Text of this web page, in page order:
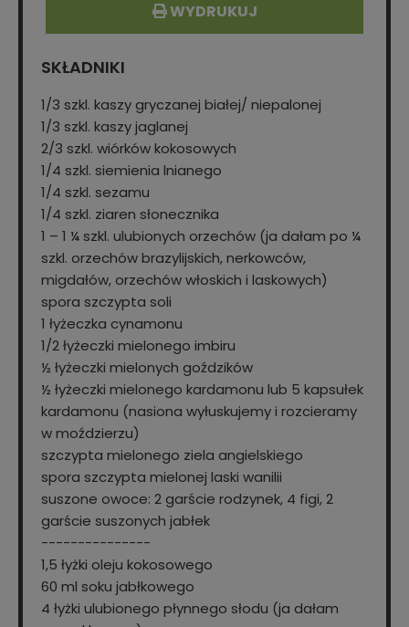
WYDRUKUJ
SKŁADNIKI
1/3 szkl. kaszy gryczanej białej/ niepalonej
1/3 szkl. kaszy jaglanej
2/3 szkl. wiórków kokosowych
1/4 szkl. siemienia lnianego
1/4 szkl. sezamu
1/4 szkl. ziaren słonecznika
1 – 1 ¼ szkl. ulubionych orzechów (ja dałam po ¼
szkl. orzechów brazylijskich, nerkowców,
migdałów, orzechów włoskich i laskowych)
spora szczypta soli
1 łyżeczka cynamonu
1/2 łyżeczki mielonego imbiru
½ łyżeczki mielonych goździków
½ łyżeczki mielonego kardamonu lub 5 kapsułek
kardamonu (nasiona wyłuskujemy i rozcieramy
w moździerzu)
szczypta mielonego ziela angielskiego
spora szczypta mielonej laski wanilii
suszone owoce: 2 garście rodzynek, 4 figi, 2
garście suszonych jabłek
---------------
1,5 łyżki oleju kokosowego
60 ml soku jabłkowego
4 łyżki ulubionego płynnego słodu (ja dałam